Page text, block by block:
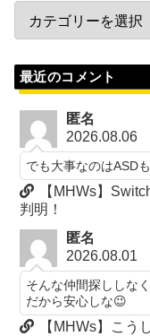
最近のコメント
匿名
2026.08.06
でも大事なのはASD
【MHWs】
判明！
匿名
2026.08.01
そんな仲間探ししな
だから安心しな😉
【MHWs】こう